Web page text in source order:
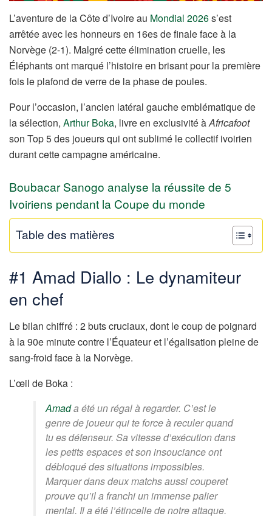
L’aventure de la Côte d’Ivoire au Mondial 2026s’est
arrêtée avec les honneurs en 16es de finale face à la
Norvège (2-1). Malgré cette élimination cruelle, les
Éléphants ont marqué l’histoire en brisant pour la première
fois le plafond de verre de la phase de poules.
Pour l’occasion, l’ancien latéral gauche emblématique de
la sélection, Arthur Boka, livre en exclusivité àAfricafoot
son Top 5 des joueurs qui ont sublimé le collectif ivoirien
durant cette campagne américaine.
Boubacar Sanogo analyse la réussite de 5
Ivoiriens pendant la Coupe du monde
Table des matières
#1 Amad Diallo : Le dynamiteur
en chef
Le bilan chiffré : 2 buts cruciaux, dont le coup de poignard
à la 90e minute contre l’Équateur et l’égalisation pleine de
sang-froid face à la Norvège.
L’œil de Boka :
Amada été un régal à regarder. C’est le
genre de joueur qui te force à reculer quand
tu es défenseur. Sa vitesse d’exécution dans
les petits espaces et son insouciance ont
débloqué des situations impossibles.
Marquer dans deux matchs aussi couperet
prouve qu’il a franchi un immense palier
mental. Il a été l’étincelle de notre attaque.